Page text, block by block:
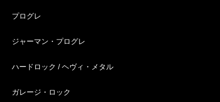
プログレ
ジャーマン・プログレ
ハードロック / ヘヴィ・メタル
ガレージ・ロック